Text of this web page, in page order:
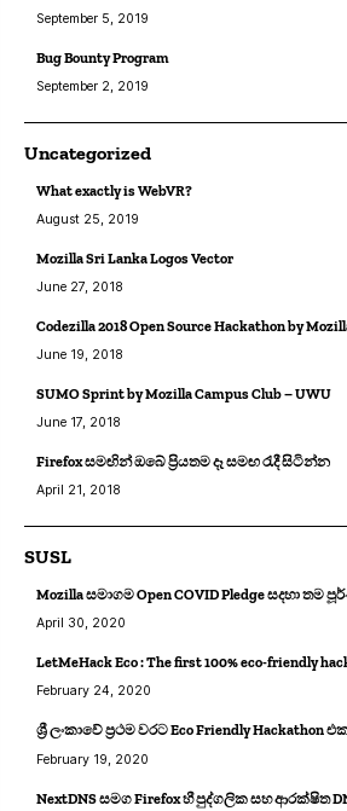
September 5, 2019
Bug Bounty Program
September 2, 2019
Uncategorized
What exactly is WebVR?
August 25, 2019
Mozilla Sri Lanka Logos Vector
June 27, 2018
Codezilla 2018 Open Source Hackathon by
June 19, 2018
SUMO Sprint by Mozilla Campus Club – UWU
June 17, 2018
Firefox සමඟින් ඔබේ ප්‍රියතම දෑ සමඟ රැදී සිටින්න
April 21, 2018
SUSL
Mozilla සමාගම Open COVID Pledge සදහා තම
April 30, 2020
LetMeHack Eco : The first 100% eco-friendly
February 24, 2020
ශ්‍රී ලංකාවේ ප්‍රථම වරට Eco Friendly
February 19, 2020
NextDNS සමග Firefox හී පුද්ගලික සහ ආරක්ෂිත